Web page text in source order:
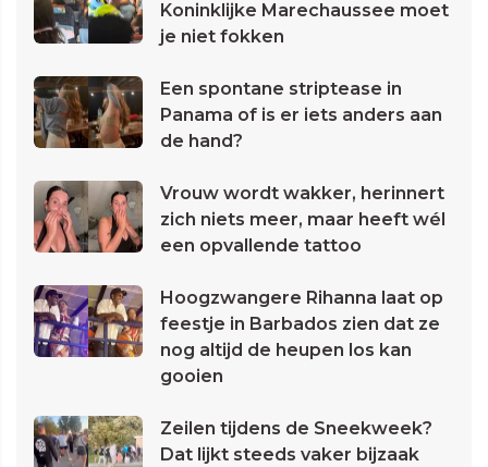
Koninklijke Marechaussee moet
je niet fokken
Een spontane striptease in
Panama of is er iets anders aan
de hand?
Vrouw wordt wakker, herinnert
zich niets meer, maar heeft wél
een opvallende tattoo
Hoogzwangere Rihanna laat op
feestje in Barbados zien dat ze
nog altijd de heupen los kan
gooien
Zeilen tijdens de Sneekweek?
Dat lijkt steeds vaker bijzaak